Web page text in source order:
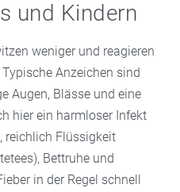
und Kindern
weniger und reagieren
Anzeichen sind
Augen, Blässe und eine
hier ein harmloser Infekt
reichlich Flüssigkeit
Bettruhe und
in der Regel schnell